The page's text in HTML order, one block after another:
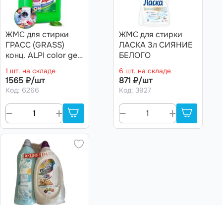
ЖМС для стирки
ГРАСС (GRASS)
конц. ALPI color gel
125186
1 шт. на складе
1565 ₽/шт
Код: 6266
ЖМС для стирки
ЛАСКА 3л СИЯНИЕ
БЕЛОГО
6 шт. на складе
871 ₽/шт
Код: 3927